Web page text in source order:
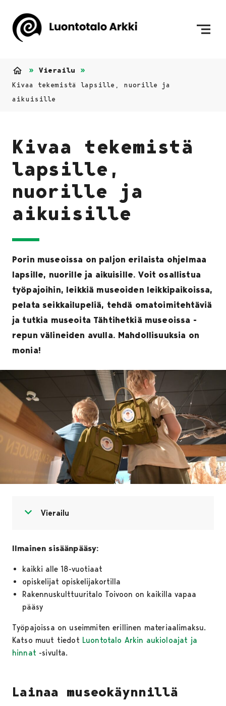
Vierailu
Kivaa tekemistä lapsille, nuorille ja
aikuisille
Kivaa tekemistä
lapsille,
nuorille ja
aikuisille
Porin museoissa on paljon erilaista ohjelmaa
lapsille, nuorille ja aikuisille. Voit osallistua
työpajoihin, leikkiä museoiden leikkipaikoissa,
pelata seikkailupeliä, tehdä omatoimitehtäviä
ja tutkia museoita Tähtihetkiä museoissa -
repun välineiden avulla. Mahdollisuuksia on
monia!
Avaa valikko
Sulje valikko
Vierailu
Ilmainen sisäänpääsy:
kaikki alle 18-vuotiaat
opiskelijat opiskelijakortilla
Rakennuskulttuuritalo Toivoon on kaikilla vapaa
pääsy
Työpajoissa on useimmiten erillinen materiaalimaksu.
Katso muut tiedot Luontotalo Arkin aukioloajat ja
hinnat -sivulta.
Lainaa museokäynnillä